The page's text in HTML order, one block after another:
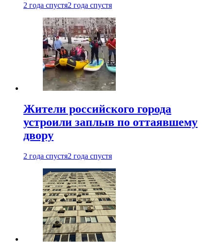
2 года спустя2 года спустя
Жители российского города
устроили заплыв по оттаявшему
двору
2 года спустя2 года спустя